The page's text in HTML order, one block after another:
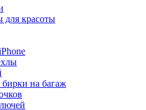
для красоты
на багаж